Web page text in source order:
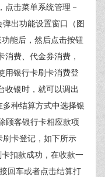
点击菜单系统管理－
出功能设置窗口（图
能后，然后点击按钮
费、代金券消费，
用银行卡刷卡消费登
收银时，就可以调出
种结算方式中选择银
顾客银行卡相应款项
卡登记，如下所示
扣款成功，在收款一
回车或者点击结算打